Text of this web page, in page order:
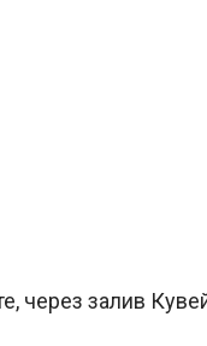
через залив